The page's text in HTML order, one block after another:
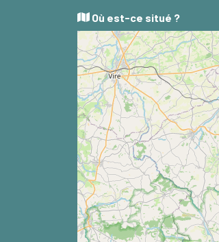
Où est-ce situé ?